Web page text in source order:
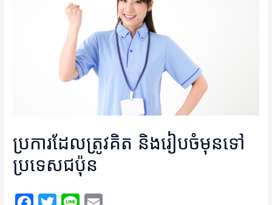
ប្រការដែលត្រូវគិត និងរៀបចំមុនទៅ
ប្រទេសជប៉ុន